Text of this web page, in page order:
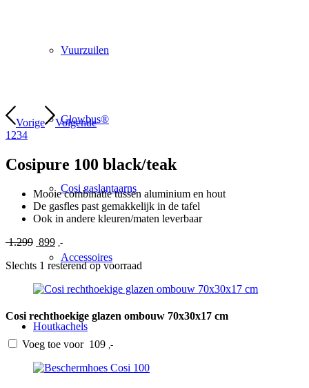
Vuurzuilen
Glowbus®
Cosi gaslantaarns
Accessoires
Houtkachels
Vorige
Volgende
1 234
Cosipure 100 black/teak
Mooie combinatie tussen aluminium en hout
De gasfles past gemakkelijk in de tafel
Ook in andere kleuren/maten leverbaar
1.299 Oorspronkelijke
prijs
was:
899Huidige
prijs
is:
,-
Slechts 1 resterend op voorraad
Cosi rechthoekige glazen ombouw 70x30x17 cm
Voeg toe voor 109 ,-